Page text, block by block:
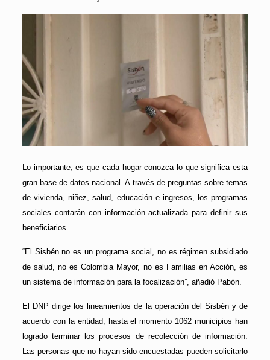
Lo importante, es que cada hogar conozca lo que significa esta
gran base de datos nacional. A través de preguntas sobre temas
de vivienda, niñez, salud, educación e ingresos, los programas
sociales contarán con información actualizada para definir sus
beneficiarios.
“El Sisbén no es un programa social, no es régimen subsidiado
de salud, no es Colombia Mayor, no es Familias en Acción, es
un sistema de información para la focalización”, añadió Pabón.
El DNP dirige los lineamientos de la operación del Sisbén y de
acuerdo con la entidad, hasta el momento 1062 municipios han
logrado terminar los procesos de recolección de información.
Las personas que no hayan sido encuestadas pueden solicitarlo